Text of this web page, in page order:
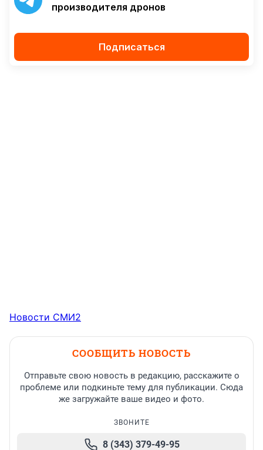
производителя дронов
Подписаться
Новости СМИ2
СООБЩИТЬ НОВОСТЬ
Отправьте свою новость в редакцию, расскажите о
проблеме или подкиньте тему для публикации. Сюда
же загружайте ваше видео и фото.
ЗВОНИТЕ
8 (343) 379-49-95